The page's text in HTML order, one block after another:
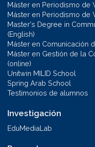
Máster en Periodismo de
Máster en Periodismo de
Master's Degree in
(English)
Máster en Comunicación
Máster en Gestión de la
(online)
Unitwin MILID School
Spring Arab School
Testimonios de alumnos
Investigación
EduMediaLab